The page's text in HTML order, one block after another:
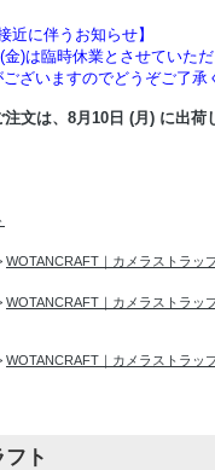
近に伴うお知らせ】
)は臨時休業とさせていただ
ざいますのでどうぞご了承
文は、 8月10日 (月) に出荷
WOTANCRAFT｜カメラストラッ
WOTANCRAFT｜カメラストラッ
WOTANCRAFT｜カメラストラッ
ト